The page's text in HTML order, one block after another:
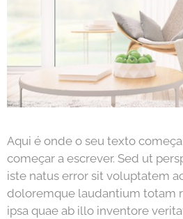
Aqui é onde o seu texto
começar a escrever. Sed ut
iste natus error sit voluptatem
doloremque laudantium totam
ipsa quae ab illo inventore